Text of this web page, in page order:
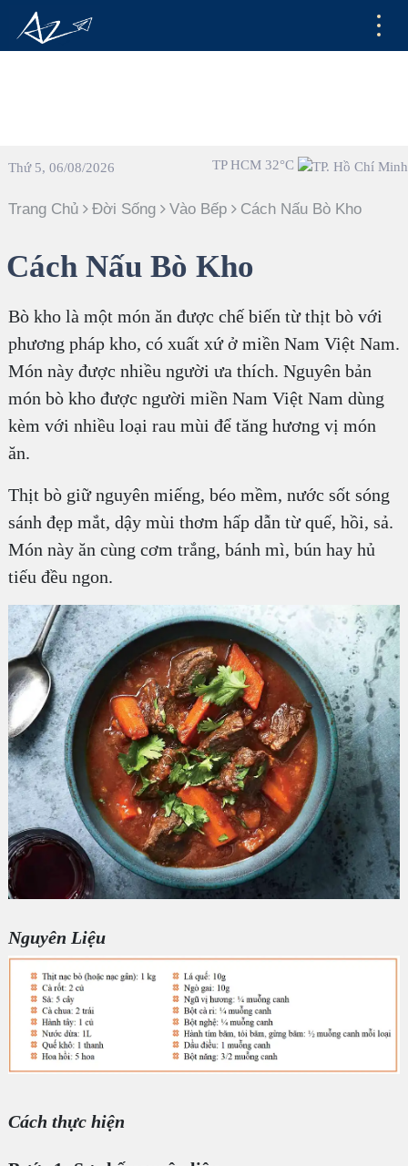
Thứ 5, 06/08/2026 TP HCM 32°C
Trang Chủ Đời Sống Vào Bếp Cách Nấu Bò Kho
Cách Nấu Bò Kho
Bò kho là một món ăn được chế biến từ thịt bò với
phương pháp kho, có xuất xứ ở miền Nam Việt Nam.
Món này được nhiều người ưa thích. Nguyên bản
món bò kho được người miền Nam Việt Nam dùng
kèm với nhiều loại rau mùi để tăng hương vị món
ăn.
Thịt bò giữ nguyên miếng, béo mềm, nước sốt sóng
sánh đẹp mắt, dậy mùi thơm hấp dẫn từ quế, hồi, sả.
Món này ăn cùng cơm trắng, bánh mì, bún hay hủ
tiếu đều ngon.
Nguyên Liệu
Cách thực hiện